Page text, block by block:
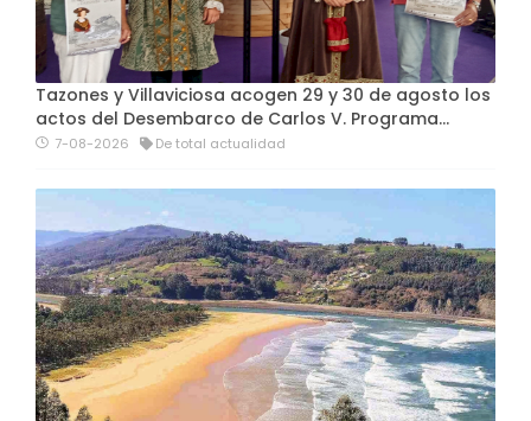
Tazones y Villaviciosa acogen 29 y 30 de agosto los
actos del Desembarco de Carlos V. Programa…
7-08-2026 De total actualidad